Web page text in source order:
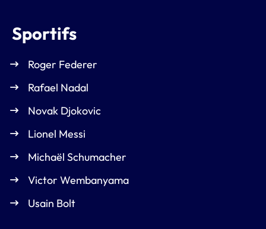
Sportifs
Roger Federer
Rafael Nadal
Novak Djokovic
Lionel Messi
Michaël Schumacher
Victor Wembanyama
Usain Bolt